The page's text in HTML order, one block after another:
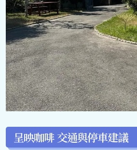
呈映咖啡 交通與停車建議